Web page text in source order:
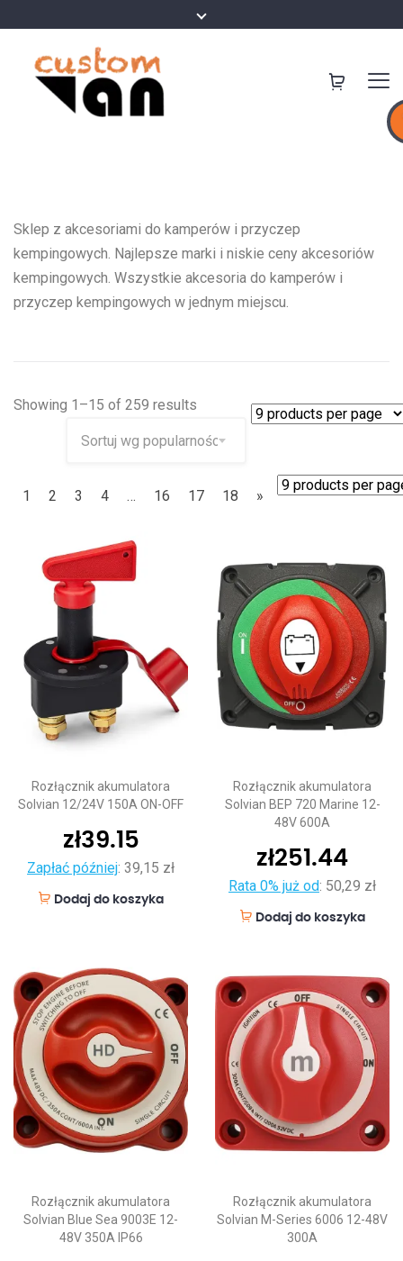
Sklep z akcesoriami do kamperów i przyczep
kempingowych. Najlepsze marki i niskie ceny akcesoriów
kempingowych. Wszystkie akcesoria do kamperów i
przyczep kempingowych w jednym miejscu.
Showing 1–15 of 259 results
1 2 3 4 … 16 17 18 »
Rozłącznik akumulatora
Solvian 12/24V 150A ON-OFF
zł39.15
Zapłać później: 39,15 zł
Dodaj do koszyka
Rozłącznik akumulatora
Solvian BEP 720 Marine 12-
48V 600A
zł251.44
Rata 0% już od: 50,29 zł
Dodaj do koszyka
Rozłącznik akumulatora
Solvian Blue Sea 9003E 12-
48V 350A IP66
Rozłącznik akumulatora
Solvian M-Series 6006 12-48V
300A